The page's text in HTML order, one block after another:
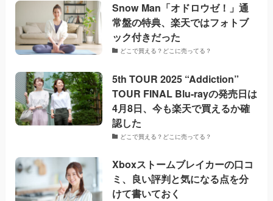
Snow Man「オドロウゼ！」通
常盤の特典、楽天ではフォトブ
ック付きだった
どこで買える？どこに売ってる？
5th TOUR 2025 “Addiction”
TOUR FINAL Blu-rayの発売日は
4月8日、今も楽天で買えるか確
認した
どこで買える？どこに売ってる？
Xboxストームブレイカーの口コ
ミ、良い評判と気になる点を分
けて書いておく